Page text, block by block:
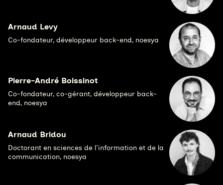
Arnaud Levy
Co-fondateur, développeur back-end, noesya
Pierre-André Boissinot
Co-fondateur, co-gérant, développeur back-
end, noesya
Arnaud Bridou
Doctorant en sciences de l'information et de la
communication, noesya